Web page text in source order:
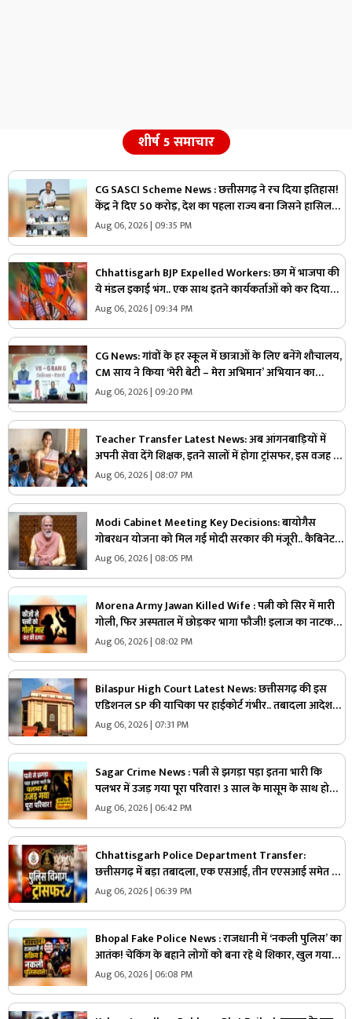
शीर्ष 5 समाचार
CG SASCI Scheme News : छत्तीसगढ़ ने रच दिया इतिहास!
केंद्र ने दिए 50 करोड़, देश का पहला राज्य बना जिसने हासिल
की ये बड़ी उपलब्धि
Aug 06, 2026 | 09:35 PM
Chhattisgarh BJP Expelled Workers: छग में भाजपा की
ये मंडल इकाई भंग.. एक साथ इतने कार्यकर्ताओं को कर दिया
निष्कासित, अब होगा नए कार्यकारिणी का गठन
Aug 06, 2026 | 09:34 PM
CG News: गांवों के हर स्कूल में छात्राओं के लिए बनेंगे शौचालय,
CM साय ने किया ‘मेरी बेटी – मेरा अभिमान’ अभियान का
शुभारंभ, VB-G Ram G योजना पर दी ये बड़ी जानकारी
Aug 06, 2026 | 09:20 PM
Teacher Transfer Latest News: अब आंगनबाड़ियों में
अपनी सेवा देंगे शिक्षक, इतने सालों में होगा ट्रांसफर, इस वजह से
बड़ा फैसला लेने की तैयारी में सरकार
Aug 06, 2026 | 08:07 PM
Modi Cabinet Meeting Key Decisions: बायोगैस
गोबरधन योजना को मिल गई मोदी सरकार की मंजूरी.. कैबिनेट
का बड़ा फैसला, जानें इस स्कीम पर कितना होगा खर्च
Aug 06, 2026 | 08:05 PM
Morena Army Jawan Killed Wife : पत्नी को सिर में मारी
गोली, फिर अस्पताल में छोड़कर भागा फौजी! इलाज का नाटक
करते-करते खुल गया खौफनाक सच
Aug 06, 2026 | 08:02 PM
Bilaspur High Court Latest News: छत्तीसगढ़ की इस
एडिशनल SP की याचिका पर हाईकोर्ट गंभीर.. तबादला आदेश
पर लगाई रोक, ‘वरिष्ठता के सिद्धांत’ की अनदेखी का आरोप
Aug 06, 2026 | 07:31 PM
Sagar Crime News : पत्नी से झगड़ा पड़ा इतना भारी कि
पलभर में उजड़ गया पूरा परिवार! 3 साल के मासूम के साथ हो
गया बड़ा हादसा
Aug 06, 2026 | 06:42 PM
Chhattisgarh Police Department Transfer:
छत्तीसगढ़ में बड़ा तबादला, एक एसआई, तीन एएसआई समेत 34
पुलिसकर्मियों का ट्रांसफर.. मुख्यालय से जारी हुआ आदेश और
Aug 06, 2026 | 06:39 PM
Bhopal Fake Police News : राजधानी में ‘नकली पुलिस’ का
आतंक! चेकिंग के बहाने लोगों को बना रहे थे शिकार, खुल गया
बड़ा खेल
Aug 06, 2026 | 06:08 PM